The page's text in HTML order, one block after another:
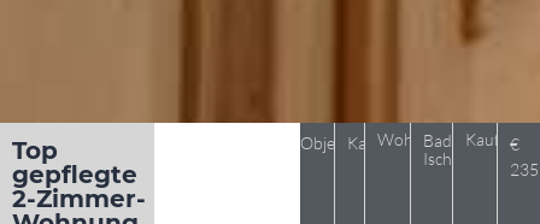
Top
gepflegte
2-Zimmer-
Objekt 1126
KaufWohnung
Bad
Ischl
Kaufpreis
€